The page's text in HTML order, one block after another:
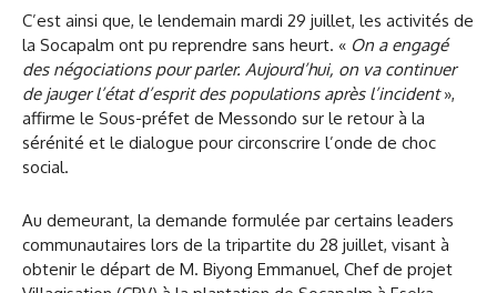
C’est ainsi que, le lendemain mardi 29 juillet, les activités de
la Socapalm ont pu reprendre sans heurt. « On a engagé
des négociations pour parler. Aujourd’hui, on va continuer
de jauger l’état d’esprit des populations après l’incident»,
affirme le Sous-préfet de Messondo sur le retour à la
sérénité et le dialogue pour circonscrire l’onde de choc
social.
Au demeurant, la demande formulée par certains leaders
communautaires lors de la tripartite du 28 juillet, visant à
obtenir le départ de M. Biyong Emmanuel, Chef de projet